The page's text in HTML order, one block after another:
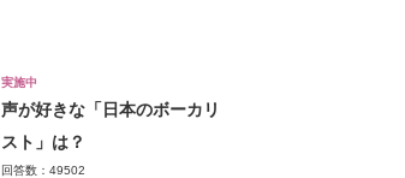
実施中
声が好きな「日本のボーカリ
スト」は？
回答数：49502